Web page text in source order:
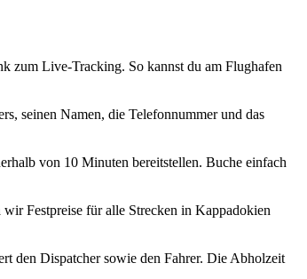
zum Live-Tracking. So kannst du am Flughafen
seinen Namen, die Telefonnummer und das
von 10 Minuten bereitstellen. Buche einfach
Festpreise für alle Strecken in Kappadokien
den Dispatcher sowie den Fahrer. Die Abholzeit